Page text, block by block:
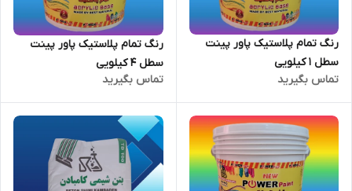
رنگ تمام پلاستیک پاور پینت
سطل 1 کیلویی
تماس بگیرید
رنگ تمام پلاستیک پاور پینت
سطل 4 کیلویی
تماس بگیرید